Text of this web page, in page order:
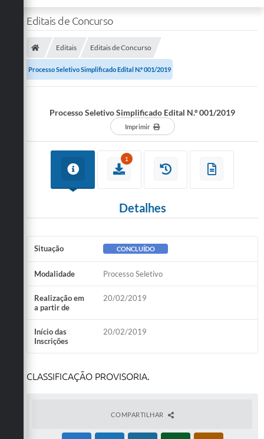
Editais de Concurso
Editais Editais de Concurso
Processo Seletivo Simplificado Edital N.º 001/2019
Processo Seletivo Simplificado Edital N.º 001/2019
Imprimir
1
Detalhes
Situação CONCLUÍDO
Modalidade Processo Seletivo
Realização em
a partir de
20/02/2019
Início das
Inscrições
20/02/2019
CLASSIFICAÇÃO PROVISORIA.
COMPARTILHAR